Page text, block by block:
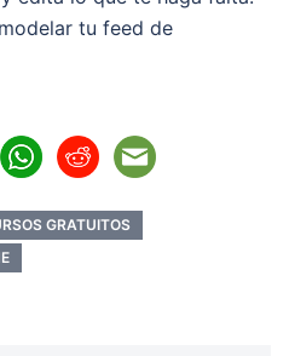
tu feed de
GRATUITOS